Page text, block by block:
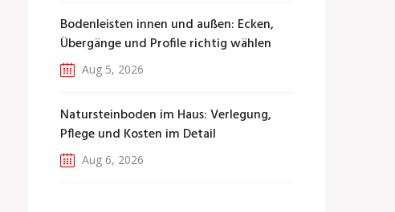
Bodenleisten innen und außen: Ecken,
Übergänge und Profile richtig wählen
Aug 5, 2026
Natursteinboden im Haus: Verlegung,
Pflege und Kosten im Detail
Aug 6, 2026